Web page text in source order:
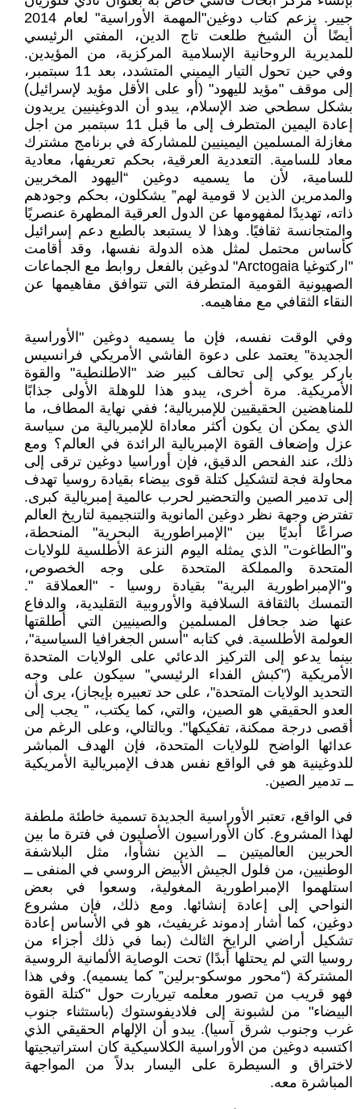
جيير. يزعم كتاب دوغين"المهمة الأوراسية" لعام 2014
أيضًا أن الشيخ طلعت تاج الدين، المفتي الرئيسي
للمديرية الروحانية الإسلامية المركزية، من المؤيدين.
وفي حين تحول التيار اليميني المتشدد، بعد 11 سبتمبر،
إلى موقف "مؤيد لليهود" (أو على الأقل مؤيد لإسرائيل)
بشكل سطحي ضد الإسلام، يبدو أن الدوغينيين يريدون
إعادة اليمين المتطرف إلى ما قبل 11 سبتمبر من اجل
مغازلة المسلمين اليمينيين للمشاركة في برنامج مشترك
معاد للسامية. التعددية العرقية، بحكم تعريفها، معادية
للسامية، لأن ما يسميه دوغين “اليهود المخربين
والمدمرين الذين لا قومية لهم” يشكلون، بحكم وجودهم
ذاته، تهديدًا لمفهومها عن الدول العرقية المطهرة عنصريًا
والمتجانسة ثقافيًا. وهذا لا يستبعد بالطبع دعم إسرائيل
كأساس محتمل لمثل هذه الدولة نفسها، وقد أقامت
"اركتوغيا Arctogaia" لدوغين بالفعل روابط مع الجماعات
الصهيونية القومية المتطرفة التي تتوافق مفاهيمها عن
النقاء الثقافي مع مفاهيمه.
وفي الوقت نفسه، فإن ما يسميه دوغين "الأوراسية
الجديدة" يعتمد على دعوة الفاشي الأمريكي فرانسيس
باركر يوكي إلى تحالف كبير ضد "الاطلنطية" والقوة
الأمريكية. مرة أخرى، يبدو هذا للوهلة الأولى جذابًا
للمناهضين الحقيقيين للإمبريالية؛ ففي نهاية المطاف، ما
الذي يمكن أن يكون أكثر معاداة للإمبريالية من سياسة
عزل وإضعاف القوة الإمبريالية الرائدة في العالم؟ ومع
ذلك، عند الفحص الدقيق، فإن أوراسيا دوغين ترقى إلى
محاولة فجة لتشكيل كتلة قوى بيضاء بقيادة روسيا تهدف
إلى تدمير الصين والتحضير لحرب عالمية إمبريالية كبرى.
تفترض وجهة نظر دوغين المانوية والتنجيمية لتاريخ العالم
صراعًا أبديًا بين "الإمبراطورية البحرية" المنحطة،
و"الطاغوت" الذي يمثله اليوم النزعة الأطلسية للولايات
المتحدة والمملكة المتحدة على وجه الخصوص،
و"الإمبراطورية البرية" بقيادة روسيا - "العملاقة ".
التمسك بالثقافة السلافية والأوروبية التقليدية، والدفاع
عنها ضد جحافل المسلمين والصينيين التي أطلقتها
العولمة الأطلسية. في كتابه "أسس الجغرافيا السياسية"،
بينما يدعو إلى التركيز الدعائي على الولايات المتحدة
الأمريكية ("كبش الفداء الرئيسي" سيكون على وجه
التحديد الولايات المتحدة"، على حد تعبيره بإيجاز)، يرى أن
العدو الحقيقي هو الصين، والتي، كما يكتب، " يجب إلى
أقصى درجة ممكنة، تفكيكها". وبالتالي، وعلى الرغم من
عدائها الواضح للولايات المتحدة، فإن الهدف المباشر
للدوغينية هو في الواقع نفس هدف الإمبريالية الأمريكية
ــ تدمير الصين.
في الواقع، تعتبر الأوراسية الجديدة تسمية خاطئة ملطفة
لهذا المشروع. كان الأوراسيون الأصليون في فترة ما بين
الحربين العالميتين ــ الذين نشأوا، مثل البلاشفة
الوطنيين، من فلول الجيش الأبيض الروسي في المنفى ــ
استلهموا الإمبراطورية المغولية، وسعوا في بعض
النواحي إلى إعادة إنشائها. ومع ذلك، فإن مشروع
دوغين، كما أشار إدموند غريفيث، هو في الأساس إعادة
تشكيل أراضي الرايخ الثالث (بما في ذلك أجزاء من
روسيا التي لم يحتلها أبدًا) تحت الوصاية الألمانية الروسية
المشتركة (“محور موسكو-برلين” كما يسميه). وفي هذا
فهو قريب من تصور معلمه تيريارت حول "كتلة القوة
البيضاء" من لشبونة إلى فلاديفوستوك (باستثناء جنوب
غرب وجنوب شرق آسيا). يبدو أن الإلهام الحقيقي الذي
اكتسبه دوغين من الأوراسية الكلاسيكية كان استراتيجيتها
لاختراق و السيطرة على اليسار بدلاً من المواجهة
المباشرة معه.